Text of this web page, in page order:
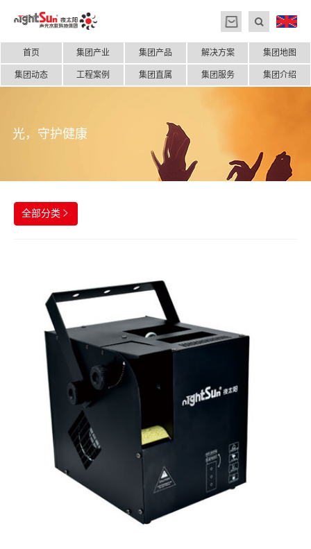
首页 集团产业 集团产品 解决方案 集团地图
集团动态 工程案例 集团直属 集团服务 集团介绍
光，守护健康
全部分类 